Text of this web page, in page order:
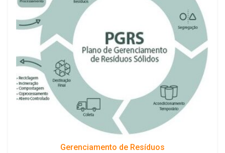
Gerenciamento de Resíduos